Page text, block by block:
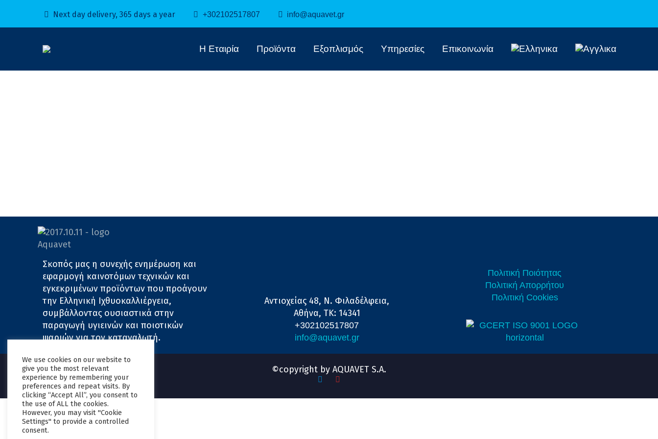
Next day delivery, 365 days a year +302102517807 info@aquavet.gr
Η Εταιρία Προϊόντα Εξοπλισμός Υπηρεσίες Επικοινωνία
Σκοπός μας η συνεχής ενημέρωση και
εφαρμογή καινοτόμων τεχνικών και
εγκεκριμένων προϊόντων που προάγουν
την Ελληνική Ιχθυοκαλλιέργεια,
συμβάλλοντας ουσιαστικά στην
παραγωγή υγιεινών και ποιοτικών
ψαριών για τον καταναλωτή.
Αντιοχείας 48, Ν. Φιλαδέλφεια,
Αθήνα, ΤΚ: 14341
+302102517807
info@aquavet.gr
Πολιτική Ποιότητας
Πολιτική Απορρήτου
Πολιτική Cookies
©copyright by AQUAVET S.A.
We use cookies on our website to
give you the most relevant
experience by remembering your
preferences and repeat visits. By
clicking “Accept All”, you consent to
the use of ALL the cookies.
However, you may visit "Cookie
Settings" to provide a controlled
consent.
owner